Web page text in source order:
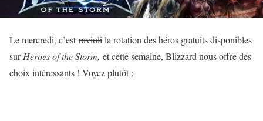
Le mercredi, c’estraviolila rotation des héros gratuits disponibles
surHeroes of the Storm, et cette semaine, Blizzard nous offre des
choix intéressants ! Voyez plutôt :